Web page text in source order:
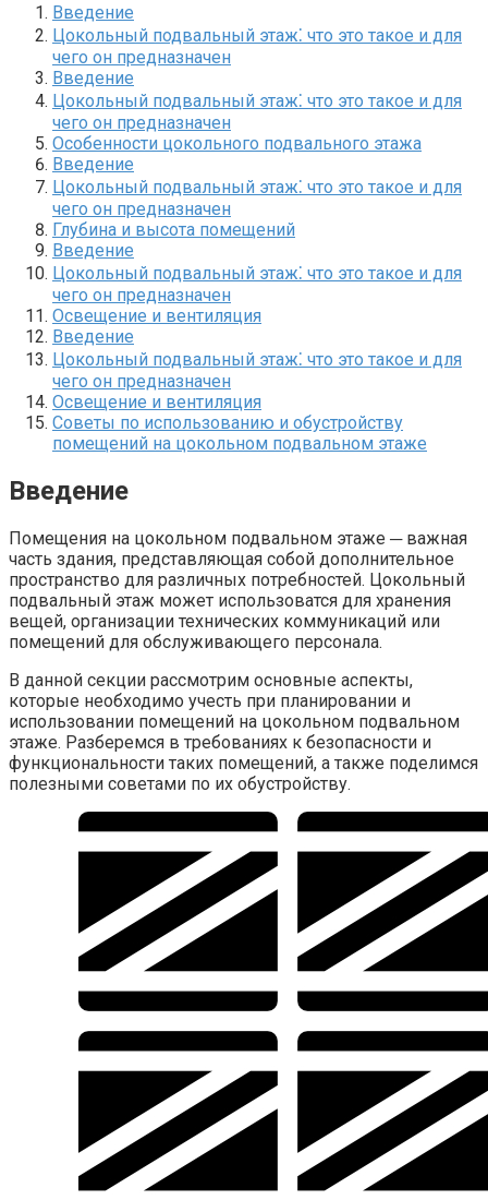
Введение
Цокольный подвальный этаж⁚ что это такое и для
чего он предназначен
Введение
Цокольный подвальный этаж⁚ что это такое и для
чего он предназначен
Особенности цокольного подвального этажа
Введение
Цокольный подвальный этаж⁚ что это такое и для
чего он предназначен
Глубина и высота помещений
Введение
Цокольный подвальный этаж⁚ что это такое и для
чего он предназначен
Освещение и вентиляция
Введение
Цокольный подвальный этаж⁚ что это такое и для
чего он предназначен
Освещение и вентиляция
Советы по использованию и обустройству
помещений на цокольном подвальном этаже
Введение
Помещения на цокольном подвальном этаже ─ важная
часть здания, представляющая собой дополнительное
пространство для различных потребностей.​ Цокольный
подвальный этаж может использоватся для хранения
вещей, организации технических коммуникаций или
помещений для обслуживающего персонала.​
В данной секции рассмотрим основные аспекты,
которые необходимо учесть при планировании и
использовании помещений на цокольном подвальном
этаже.​ Разберемся в требованиях к безопасности и
функциональности таких помещений, а также поделимся
полезными советами по их обустройству.​